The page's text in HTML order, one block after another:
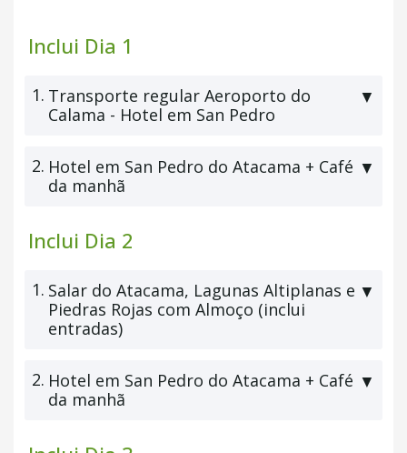
Inclui Dia 1
1. Transporte regular Aeroporto do
Calama - Hotel em San Pedro
▼
2. Hotel em San Pedro do Atacama + Café
da manhã
▼
Inclui Dia 2
1. Salar do Atacama, Lagunas Altiplanas e
Piedras Rojas com Almoço (inclui
entradas)
▼
2. Hotel em San Pedro do Atacama + Café
da manhã
▼